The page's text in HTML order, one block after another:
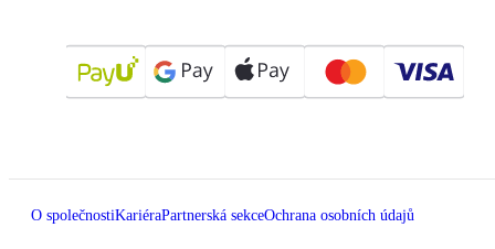
O společnostiKariéraPartnerská sekceOchrana osobních údajů